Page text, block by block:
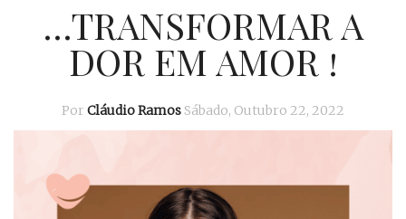
…TRANSFORMAR A
DOR EM AMOR !
Por Cláudio Ramos Sábado, Outubro 22, 2022